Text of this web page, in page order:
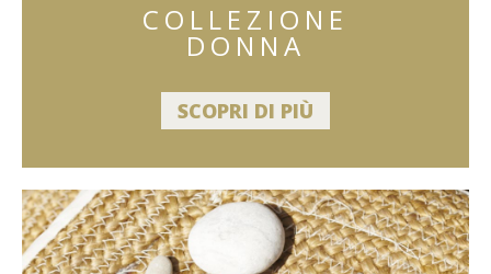
COLLEZIONE
DONNA
SCOPRI DI PIÙ